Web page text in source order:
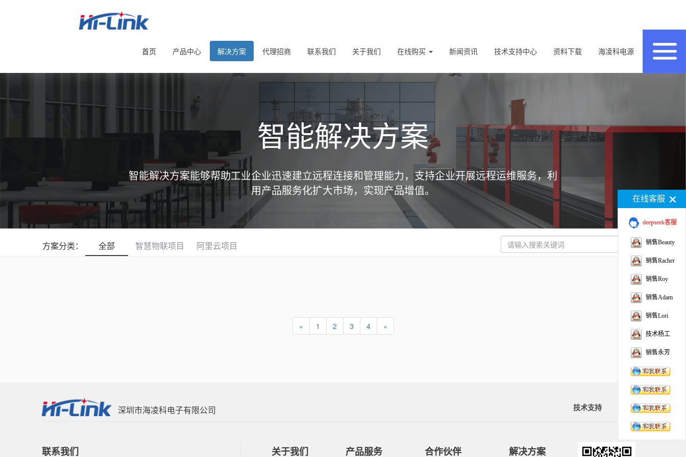
首页 产品中心 解决方案 代理招商 联系我们 关于我们 在线购买 新闻资讯 技术支持中心 资料下载 海凌科电源
智能解决方案
智能解决方案能够帮助工业企业迅速建立远程连接和管理能力，支持企业开展远程运维服务，利
用产品服务化扩大市场，实现产品增值。
方案分类： 全部 智慧物联项目 阿里云项目
« 1 2 3 4 »
深圳市海凌科电子有限公司 技术支持 资料下载
联系我们 关于我们 产品服务 合作伙伴 解决方案
在线客服
deepseek客服
销售Beauty
销售Racher
销售Roy
销售Adam
销售Lori
技术杨工
销售永芳